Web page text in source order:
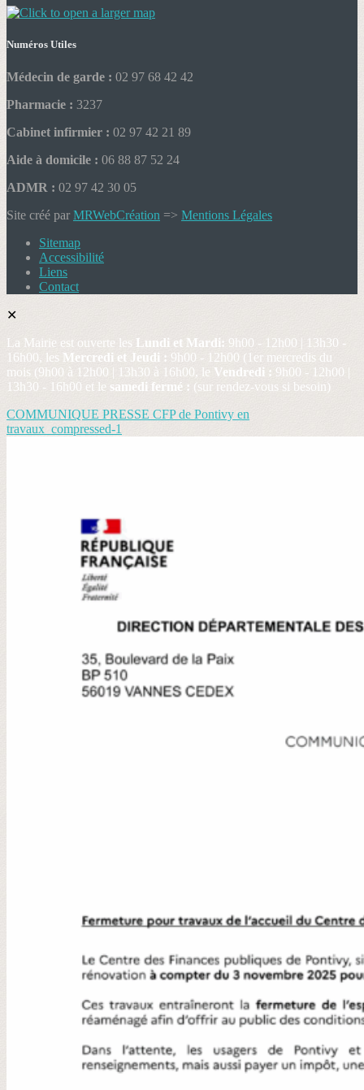
Numéros Utiles
Médecin de garde : 02 97 68 42 42
Pharmacie : 3237
Cabinet infirmier : 02 97 42 21 89
Aide à domicile : 06 88 87 52 24
ADMR : 02 97 42 30 05
Site créé par MRWebCréation => Mentions Légales
Sitemap
Accessibilité
Liens
Contact
✕
La Mairie est ouverte les Lundi et Mardi: 9h00 - 12h00 | 13h30 -
16h00, les Mercredi et Jeudi : 9h00 - 12h00 (1er mercredis du
mois (9h00 à 12h00 | 13h30 à 16h00, le Vendredi : 9h00 - 12h00 |
13h30 - 16h00 et le samedi fermé : (sur rendez-vous si besoin)
COMMUNIQUE PRESSE CFP de Pontivy en
travaux_compressed-1